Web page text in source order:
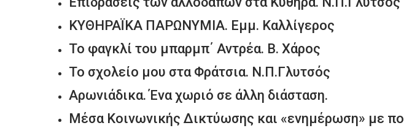
ΚΥΘΗΡΑΪΚΑ ΠΑΡΩΝΥΜΙΑ. Εμμ. Καλλίγερος
Το φαγκλί του μπαρμπ΄ Αντρέα. Β. Χάρος
Το σχολείο μου στα Φράτσια. Ν.Π.Γλυτσός
Αρωνιάδικα. Ένα χωριό σε άλλη διάσταση.
Μέσα Κοινωνικής Δικτύωσης και «ενημέρωση» με